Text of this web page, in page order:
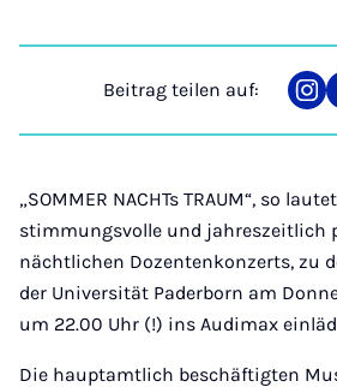
Beitrag teilen auf:
auf
„SOMMER NACHTs TRAUM“, so
stimmungsvolle und jahreszeitlich
nächtlichen Dozentenkonzerts, zu
der Universität Paderborn am
um 22.00 Uhr (!) ins Audimax
Die hauptamtlich beschäftigten